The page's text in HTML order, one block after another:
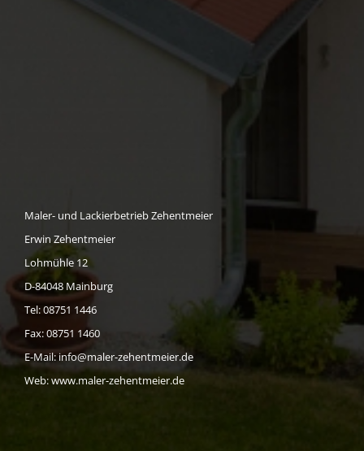
Maler- und Lackierbetrieb Zehentmeier
Erwin Zehentmeier
Lohmühle 12
D-84048 Mainburg
Tel: 08751 1446
Fax: 08751 1460
E-Mail:info@maler-zehentmeier.de
Web:www.maler-zehentmeier.de